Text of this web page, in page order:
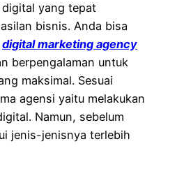
yang tepat
bisnis. Anda bisa
digital marketing agency
berpengalaman untuk
maksimal. Sesuai
agensi yaitu melakukan
Namun, sebelum
jenis-jenisnya terlebih